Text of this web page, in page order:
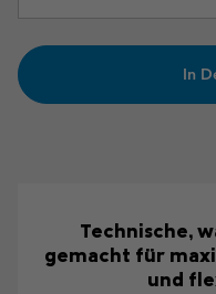
In
Technische,
gemacht für
und